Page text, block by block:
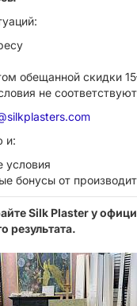
обещанной скидки
не
и:
условия
бонусы от
Silk Plaster у
результата.